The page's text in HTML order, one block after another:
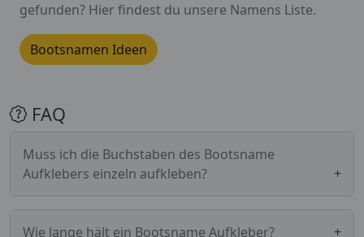
gefunden? Hier findest du unsere Namens Liste.
Bootsnamen Ideen
FAQ
Muss ich die Buchstaben des Bootsname
Aufklebers einzeln aufkleben?
aufkleben muss, sind unsere Schriftzüge mit
Wie lange hält ein Bootsname Aufkleber?